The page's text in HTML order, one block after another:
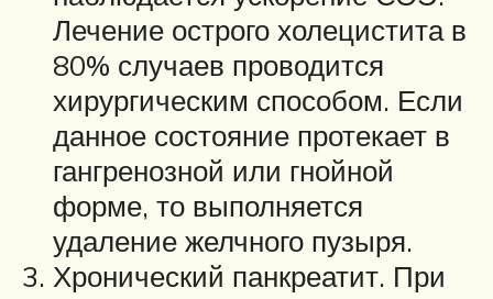
Лечение острого холецистита в
80% случаев проводится
хирургическим способом. Если
данное состояние протекает в
гангренозной или гнойной
форме, то выполняется
удаление желчного пузыря.
Хронический панкреатит. При